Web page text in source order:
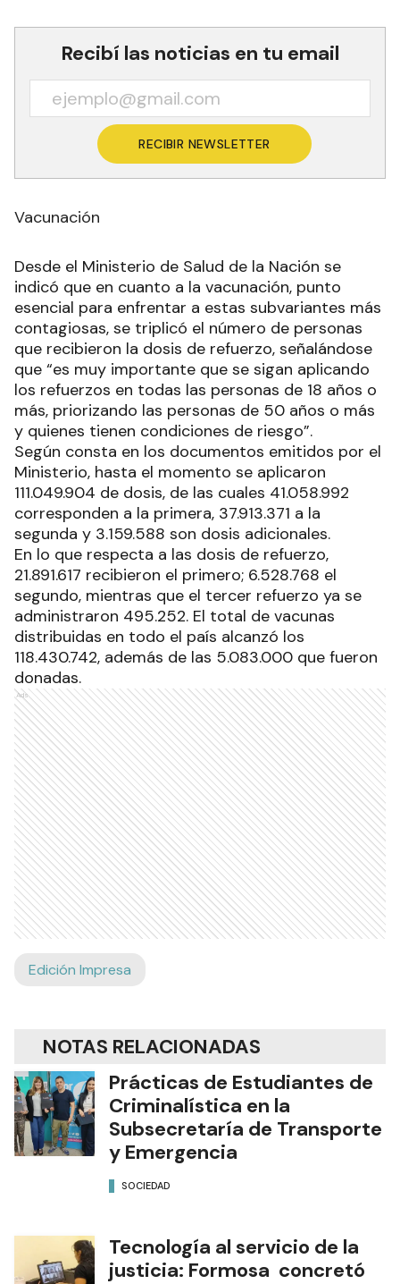
Recibí las noticias en tu email
RECIBIR NEWSLETTER
Vacunación
Desde el Ministerio de Salud de la Nación se
indicó que en cuanto a la vacunación, punto
esencial para enfrentar a estas subvariantes más
contagiosas, se triplicó el número de personas
que recibieron la dosis de refuerzo, señalándose
que “es muy importante que se sigan aplicando
los refuerzos en todas las personas de 18 años o
más, priorizando las personas de 50 años o más
y quienes tienen condiciones de riesgo”.
Según consta en los documentos emitidos por el
Ministerio, hasta el momento se aplicaron
111.049.904 de dosis, de las cuales 41.058.992
corresponden a la primera, 37.913.371 a la
segunda y 3.159.588 son dosis adicionales.
En lo que respecta a las dosis de refuerzo,
21.891.617 recibieron el primero; 6.528.768 el
segundo, mientras que el tercer refuerzo ya se
administraron 495.252. El total de vacunas
distribuidas en todo el país alcanzó los
118.430.742, además de las 5.083.000 que fueron
donadas.
Ads
Edición Impresa
NOTAS RELACIONADAS
Prácticas de Estudiantes de
Criminalística en la
Subsecretaría de Transporte
y Emergencia
SOCIEDAD
Tecnología al servicio de la
justicia: Formosa concretó